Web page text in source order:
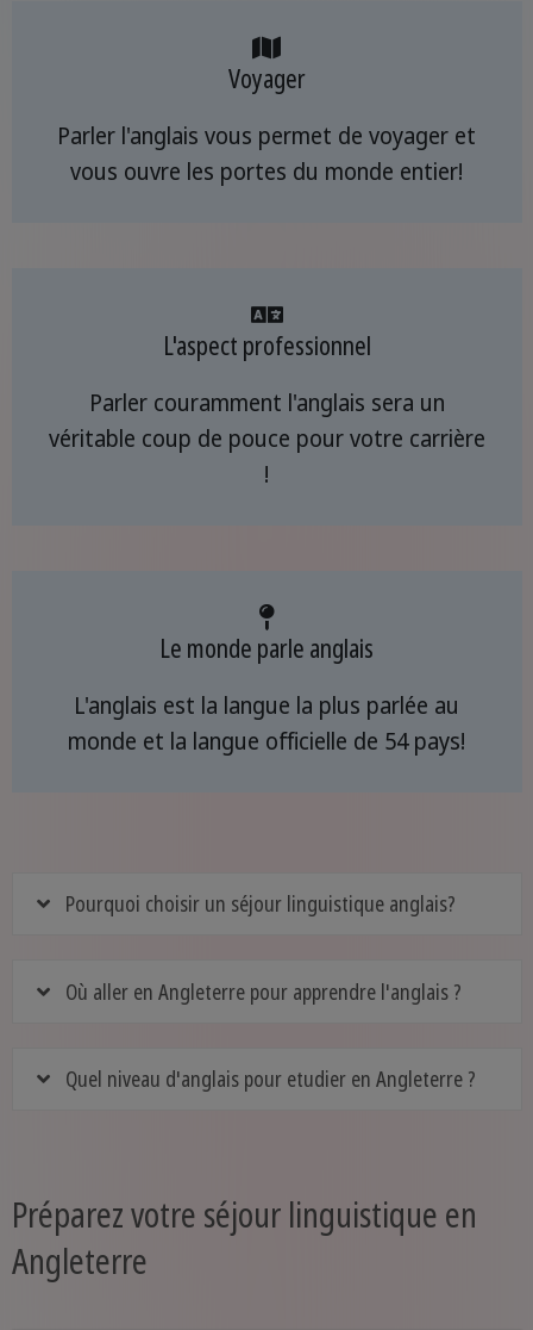
Voyager
Parler l'anglais vous permet de voyager et
vous ouvre les portes du monde entier!
L'aspect professionnel
Parler couramment l'anglais sera un
véritable coup de pouce pour votre carrière
!
Le monde parle anglais
L'anglais est la langue la plus parlée au
monde et la langue officielle de 54 pays!
Pourquoi choisir un séjour linguistique anglais?
Où aller en Angleterre pour apprendre l'anglais ?
Quel niveau d'anglais pour etudier en Angleterre ?
Préparez votre séjour linguistique en
Angleterre